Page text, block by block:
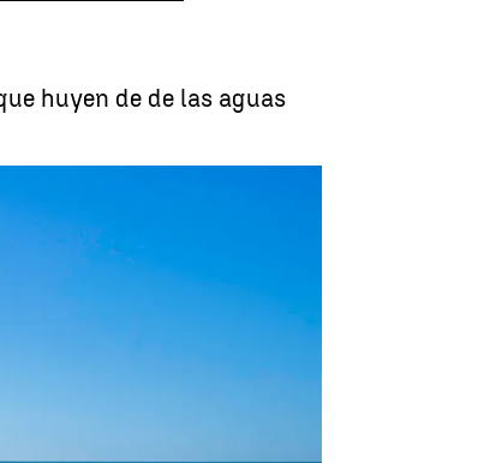
huyen de de las aguas